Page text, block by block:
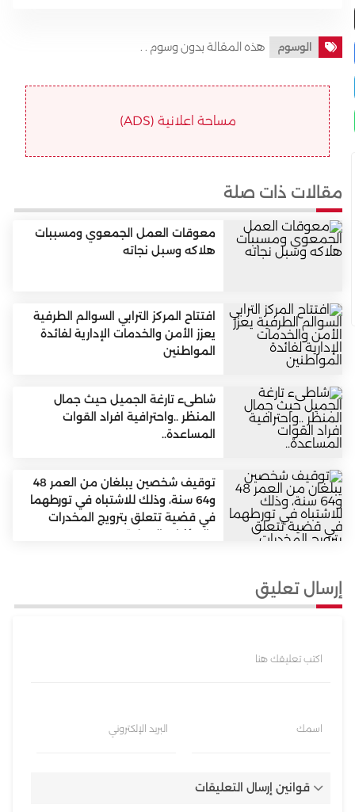
الوسوم هذه المقالة بدون وسوم . .
مساحة اعلانية (ADS)
مقالات ذات صلة
معوقات العمل الجمعوي ومسببات
هلاكه وسبل نجاته
افتتاح المركز الترابي السوالم الطرفية
يعزز الأمن والخدمات الإدارية لفائدة
المواطنين
شاطىء تارغة الجميل حيث جمال
المنظر ..واحترافية افراد القوات
المساعدة..
توقيف شخصين يبلغان من العمر 48
و64 سنة، وذلك للاشتباه في تورطهما
في قضية تتعلق بترويج المخدرات
والمؤثرات العقلية
إرسال تعليق
اكتب تعليقك هنا
اسمك البريد الإلكتروني
قوانين إرسال التعليقات